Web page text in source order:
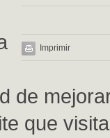
Imprimir
de
que